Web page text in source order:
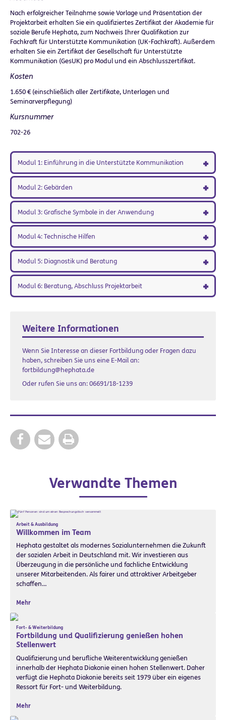
Nach erfolgreicher Teilnahme sowie Vorlage und Präsentation der
Projektarbeit erhalten Sie ein qualifiziertes Zertifikat der Akademie für
soziale Berufe Hephata, zum Nachweis Ihrer Qualifikation zur
Fachkraft für Unterstützte Kommunikation (UK-Fachkraft). Außerdem
erhalten Sie ein Zertifikat der Gesellschaft für Unterstützte
Kommunikation (GesUK) pro Modul und ein Abschlusszertifikat.
Kosten
1.650 € (einschließlich aller Zertifikate, Unterlagen und
Seminarverpflegung)
Kursnummer
702-26
Modul 1: Einführung in die Unterstützte Kommunikation
Modul 2: Gebärden
Modul 3: Grafische Symbole in der Anwendung
Modul 4: Technische Hilfen
Modul 5: Diagnostik und Beratung
Modul 6: Beratung, Abschluss Projektarbeit
Weitere Informationen
Wenn Sie Interesse an dieser Fortbildung oder Fragen dazu
haben, schreiben Sie uns eine E-Mail an:
fortbildung@hephata.de
Oder rufen Sie uns an: 06691/18-1239
Verwandte Themen
Arbeit & Ausbildung
Willkommen im Team
Hephata gestaltet als modernes Sozialunternehmen die Zukunft
der sozialen Arbeit in Deutschland mit. Wir investieren aus
Überzeugung in die persönliche und fachliche Entwicklung
unserer Mitarbeitenden. Als fairer und attraktiver Arbeitgeber
schaffen…
Mehr
Fort- & Weiterbildung
Fortbildung und Qualifizierung genießen hohen
Stellenwert
Qualifizierung und berufliche Weiterentwicklung genießen
innerhalb der Hephata Diakonie einen hohen Stellenwert. Daher
verfügt die Hephata Diakonie bereits seit 1979 über ein eigenes
Ressort für Fort- und Weiterbildung.
Mehr